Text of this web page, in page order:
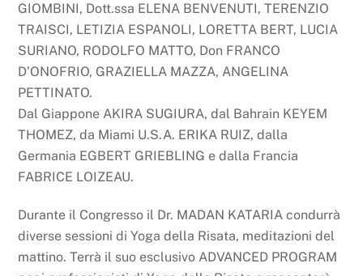
GIOMBINI, Dott.ssa ELENA BENVENUTI, TERENZIO
TRAISCI, LETIZIA ESPANOLI, LORETTA BERT, LUCIA
SURIANO, RODOLFO MATTO, Don FRANCO
D’ONOFRIO, GRAZIELLA MAZZA, ANGELINA
PETTINATO.
Dal Giappone AKIRA SUGIURA, dal Bahrain KEYEM
THOMEZ, da Miami U.S.A. ERIKA RUIZ, dalla
Germania EGBERT GRIEBLING e dalla Francia
FABRICE LOIZEAU.
Durante il Congresso il Dr. MADAN KATARIA condurrà
diverse sessioni di Yoga della Risata, meditazioni del
mattino. Terrà il suo esclusivo ADVANCED PROGRAM